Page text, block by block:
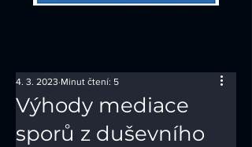
Výhody mediace
sporů z duševního
4. 3. 2023 Minut čtení: 5